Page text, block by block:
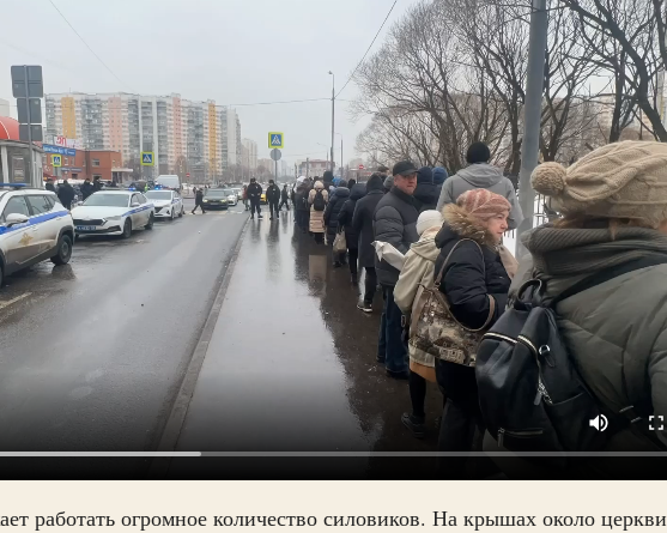
работать огромное количество силовиков. На крышах около церкви